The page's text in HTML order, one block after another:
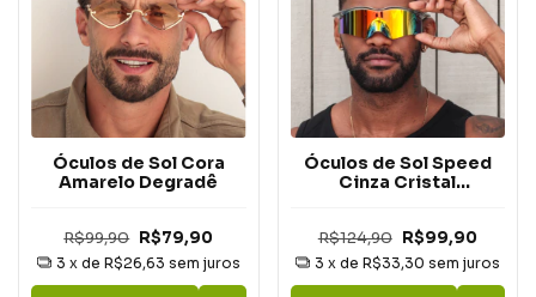
Óculos de Sol Cora
Amarelo Degradê
R$99,90 R$79,90
3 x de R$26,63 sem juros
Óculos de Sol Speed
Cinza Cristal
R$124,90 R$99,90
3 x de R$33,30 sem juros